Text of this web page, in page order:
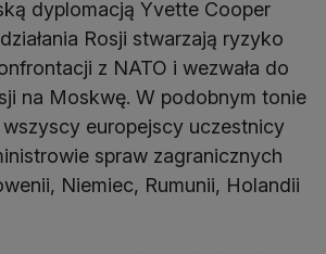
dyplomacją Yvette Cooper
Rosji stwarzają ryzyko
z NATO i wezwała do
na Moskwę. W podobnym tonie
europejscy uczestnicy
spraw zagranicznych
Niemiec, Rumunii, Holandii